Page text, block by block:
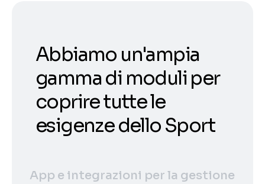
Abbiamo un'ampia
gamma di moduli per
coprire tutte le
esigenze dello Sport
App e integrazioni per la gestione